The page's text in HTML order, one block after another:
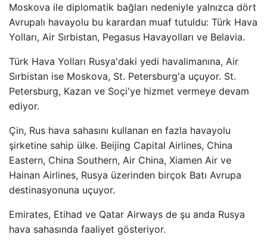
Moskova ile diplomatik bağları nedeniyle yalnızca dört
Avrupalı ​​havayolu bu karardan muaf tutuldu: Türk Hava
Yolları, Air Sırbistan, Pegasus Havayolları ve Belavia.
Türk Hava Yolları Rusya'daki yedi havalimanına, Air
Sırbistan ise Moskova, St. Petersburg'a uçuyor. St.
Petersburg, Kazan ve Soçi'ye hizmet vermeye devam
ediyor.
Çin, Rus hava sahasını kullanan en fazla havayolu
şirketine sahip ülke. Beijing Capital Airlines, China
Eastern, China Southern, Air China, Xiamen Air ve
Hainan Airlines, Rusya üzerinden birçok Batı Avrupa
destinasyonuna uçuyor.
Emirates, Etihad ve Qatar Airways de şu anda Rusya
hava sahasında faaliyet gösteriyor.